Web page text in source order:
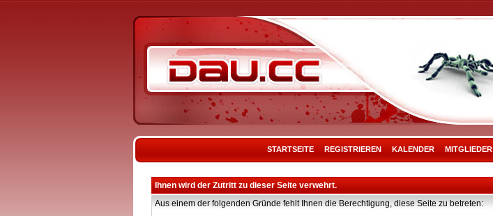
STARTSEITE REGISTRIEREN KALENDER MITGLIEDER
Ihnen wird der Zutritt zu dieser Seite verwehrt.
Aus einem der folgenden Gründe fehlt Ihnen die Berechtigung, diese Seite zu betreten: